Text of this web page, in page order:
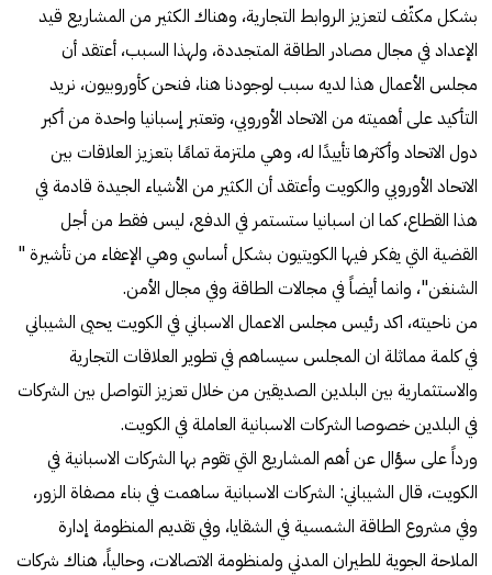
بشكل مكثّف لتعزيز الروابط التجارية، وهناك الكثير من المشاريع قيد
الإعداد في مجال مصادر الطاقة المتجددة، ولهذا السبب، أعتقد أن
مجلس الأعمال هذا لديه سبب لوجودنا هنا، فنحن كأوروبيون، نريد
التأكيد على أهميته من الاتحاد الأوروبي، وتعتبر إسبانيا واحدة من أكبر
دول الاتحاد وأكثرها تأييدًا له، وهي ملتزمة تمامًا بتعزيز العلاقات بين
الاتحاد الأوروبي والكويت وأعتقد أن الكثير من الأشياء الجيدة قادمة في
هذا القطاع، كما ان اسبانيا ستستمر في الدفع، ليس فقط من أجل
القضية التي يفكر فيها الكويتيون بشكل أساسي وهي الإعفاء من تأشيرة "
الشنغن"، وانما أيضاً في مجالات الطاقة وفي مجال الأمن.
من ناحيته، اكد رئيس مجلس الاعمال الاسباني في الكويت يحيى الشيباني
في كلمة مماثلة ان المجلس سيساهم في تطوير العلاقات التجارية
والاستثمارية بين البلدين الصديقين من خلال تعزيز التواصل بين الشركات
في البلدين خصوصا الشركات الاسبانية العاملة في الكويت.
ورداً على سؤال عن أهم المشاريع التي تقوم بها الشركات الاسبانية في
الكويت، قال الشيباني: الشركات الاسبانية ساهمت في بناء مصفاة الزور،
وفي مشروع الطاقة الشمسية في الشقايا، وفي تقديم المنظومة إدارة
الملاحة الجوية للطيران المدني ولمنظومة الاتصالات، وحالياً، هناك شركات